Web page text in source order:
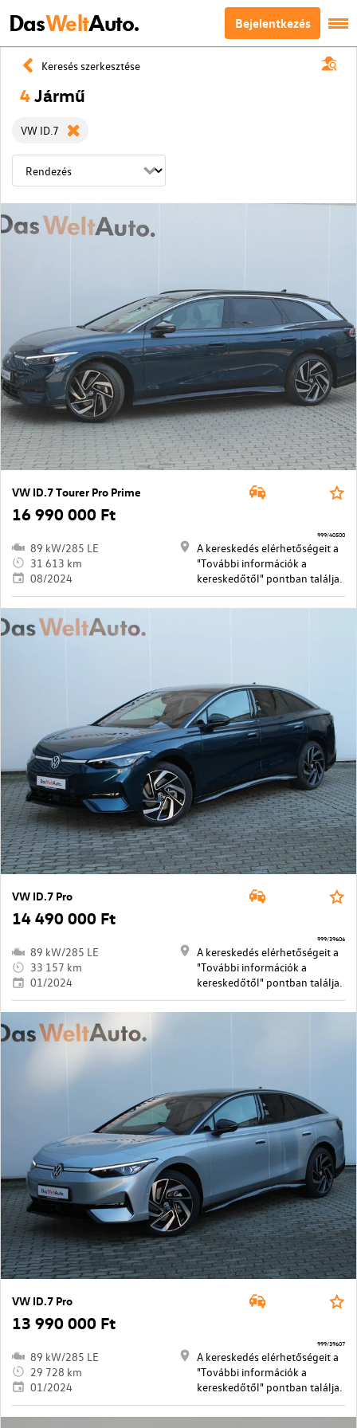
DasWeltAuto. Bejelentkezés
Keresés szerkesztése
4Jármű
VW ID.7
VW ID.7 Tourer Pro Prime
16 990 000 Ft
89 kW/285 LE
31 613 km
08/2024
A kereskedés elérhetőségeit a
"További információk a
kereskedőtől" pontban találja.
999/40500
VW ID.7 Pro
14 490 000 Ft
89 kW/285 LE
33 157 km
01/2024
A kereskedés elérhetőségeit a
"További információk a
kereskedőtől" pontban találja.
999/39606
VW ID.7 Pro
13 990 000 Ft
89 kW/285 LE
29 728 km
01/2024
A kereskedés elérhetőségeit a
"További információk a
kereskedőtől" pontban találja.
999/39607